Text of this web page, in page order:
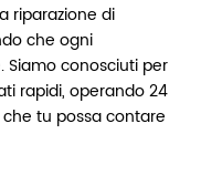
riparazione di
che ogni
conosciuti per
rapidi, operando 24
tu possa contare